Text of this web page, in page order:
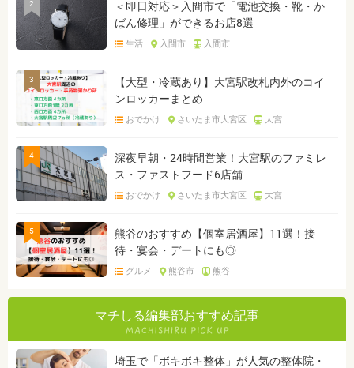
2
＜即日対応＞入間市で「電池交換・靴・か
ばん修理」ができるお店8選
生活 入間市 入間市
3
【大型・冷蔵あり】大宮駅改札内外のコイ
ンロッカーまとめ
おでかけ さいたま市大宮区 大宮
4
深夜早朝・24時間営業！大宮駅のファミレ
ス・ファストフード6店舗
おでかけ さいたま市大宮区 大宮
5
熊谷のおすすめ【個室居酒屋】11選！接
待・宴会・デートにも◎
グルメ 熊谷市 熊谷
マチしる編集部おすすめ記事
埼玉で「ボキボキ整体」が人気の整体院・